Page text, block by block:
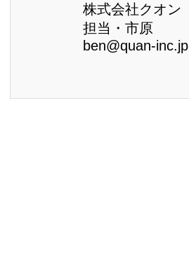
株式会社クオン
担当・市原
ben@quan-inc.jp